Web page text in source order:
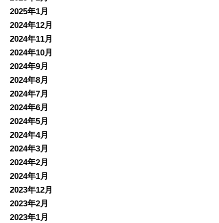
2025年1月
2024年12月
2024年11月
2024年10月
2024年9月
2024年8月
2024年7月
2024年6月
2024年5月
2024年4月
2024年3月
2024年2月
2024年1月
2023年12月
2023年2月
2023年1月